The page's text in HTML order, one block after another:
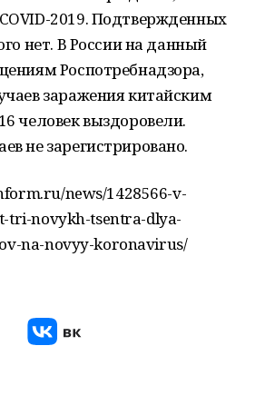
2019. Подтвержденных
нет. В России на данный
Роспотребнадзора,
заражения китайским
человек выздоровели.
не зарегистрировано.
news/1428566-v-
tri-novykh-tsentra-dlya-
na-novyy-koronavirus/